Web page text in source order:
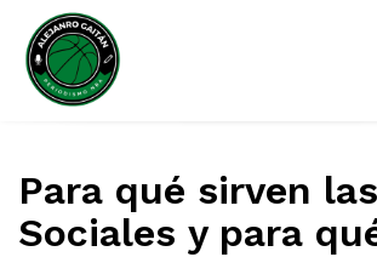
Para qué sirven
Sociales y para